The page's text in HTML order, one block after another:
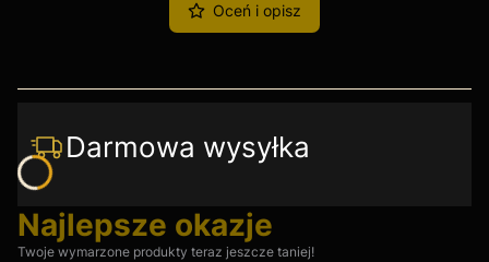
Oceń i opisz
Darmowa wysyłka
Najlepsze okazje
Twoje wymarzone produkty teraz jeszcze taniej!